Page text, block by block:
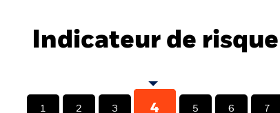
Indicateur de risque
1 2 3 4 5 6 7